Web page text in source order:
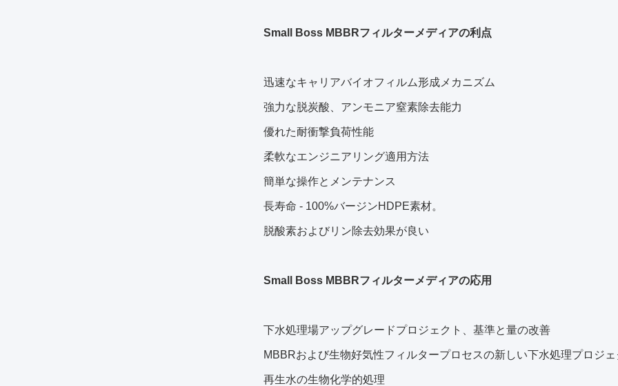
Small Boss MBBRフィルターメディアの利点
迅速なキャリアバイオフィルム形成メカニズム
強力な脱炭酸、アンモニア窒素除去能力
優れた耐衝撃負荷性能
柔軟なエンジニアリング適用方法
簡単な操作とメンテナンス
長寿命 - 100%バージンHDPE素材。
脱酸素およびリン除去効果が良い
Small Boss MBBRフィルターメディアの応用
下水処理場アップグレードプロジェクト、基準と量の改善
MBBRおよび生物好気性フィルタープロセスの新しい下水処理プロジ
再生水の生物化学的処理